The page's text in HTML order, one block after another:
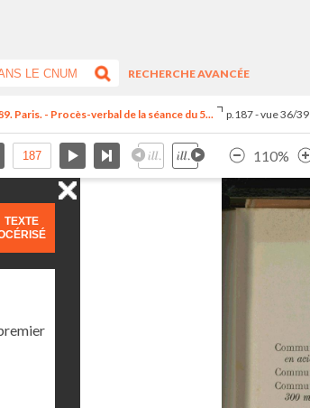
RECHERCHE AVANCÉE
Paris. - Procès-verbal de la séance du 5... p.187 - vue 36/39
110%
TEXTE